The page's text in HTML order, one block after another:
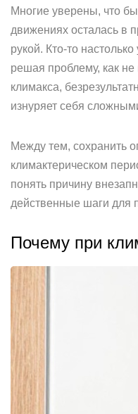
Многие уверены, что
движениях осталась в
рукой. Кто-то
решая проблему, как
климакса,
изнуряет себя
Между тем, сохранить
климактерическом
понять причину
действенные шаги для
Почему при